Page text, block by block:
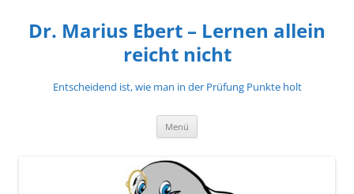
springen
Dr. Marius Ebert – Lernen allein
reicht nicht
Entscheidend ist, wie man in der Prüfung Punkte holt
Menü